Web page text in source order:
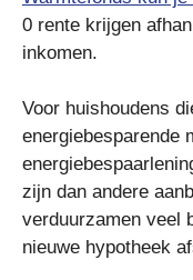
0 rente krijgen
inkomen.
Voor huishoudens
energiebesparende
zijn dan andere
verduurzamen veel
nieuwe hypotheek